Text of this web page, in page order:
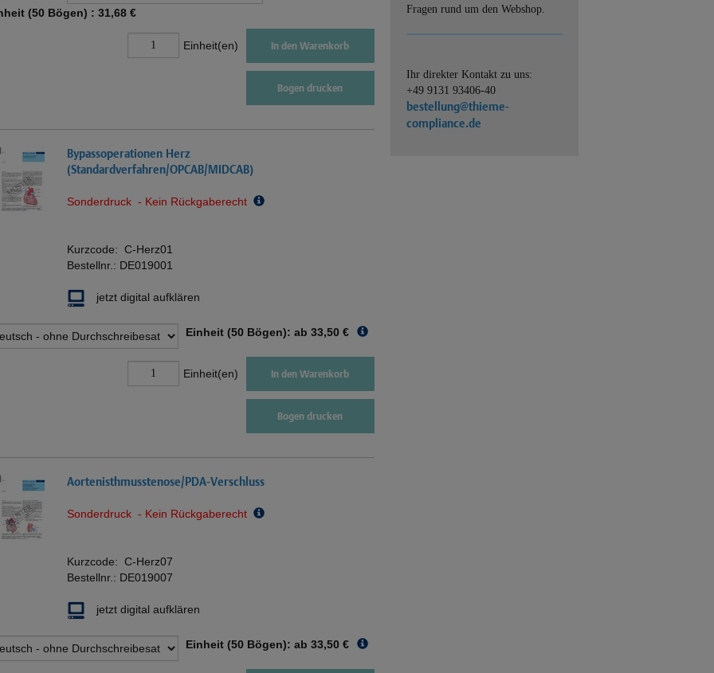
(50 Bögen) : 31,68 €
Einheit(en) In den Warenkorb
Bogen drucken
Bypassoperationen Herz
(Standardverfahren/OPCAB/MIDCAB)
Sonderdruck - Kein Rückgaberecht
Kurzcode: C-Herz01
Bestellnr.: DE019001
jetzt digital aufklären
Einheit (50 Bögen): ab 33,50 €
Einheit(en) In den Warenkorb
Bogen drucken
Aortenisthmusstenose/PDA-Verschluss
Sonderdruck - Kein Rückgaberecht
Kurzcode: C-Herz07
Bestellnr.: DE019007
jetzt digital aufklären
Einheit (50 Bögen): ab 33,50 €
Fragen rund um den Webshop.
Ihr direkter Kontakt zu uns:
+49 9131 93406-40
bestellung@thieme-
compliance.de